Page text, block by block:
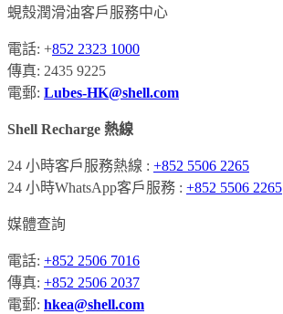
蜆殼潤滑油客戶服務中心
電話: +852 2323 1000
傳真: 2435 9225
電郵: Lubes-HK@shell.com
Shell Recharge 熱線
24 小時客戶服務熱線 : +852 5506 2265
24 小時WhatsApp客戶服務 : +852 5506 2265
媒體查詢
電話: +852 2506 7016
傳真: +852 2506 2037
電郵: hkea@shell.com